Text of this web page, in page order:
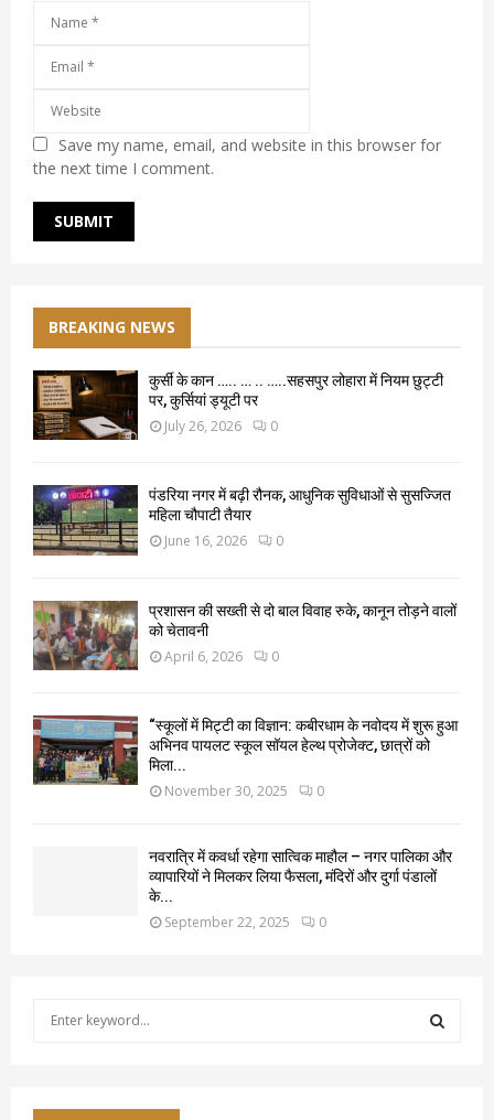
Save my name, email, and website in this browser for
the next time I comment.
BREAKING NEWS
कुर्सी के कान ….. … .. …..सहसपुर लोहारा में नियम छुट्टी
पर, कुर्सियां ड्यूटी पर
July 26, 2026 0
पंडरिया नगर में बढ़ी रौनक, आधुनिक सुविधाओं से सुसज्जित
महिला चौपाटी तैयार
June 16, 2026 0
प्रशासन की सख्ती से दो बाल विवाह रुके, कानून तोड़ने वालों
को चेतावनी
April 6, 2026 0
“स्कूलों में मिट्टी का विज्ञान: कबीरधाम के नवोदय में शुरू हुआ
अभिनव पायलट स्कूल सॉयल हेल्थ प्रोजेक्ट, छात्रों को
मिला...
November 30, 2025 0
नवरात्रि में कवर्धा रहेगा सात्विक माहौल – नगर पालिका और
व्यापारियों ने मिलकर लिया फैसला, मंदिरों और दुर्गा पंडालों
के...
September 22, 2025 0